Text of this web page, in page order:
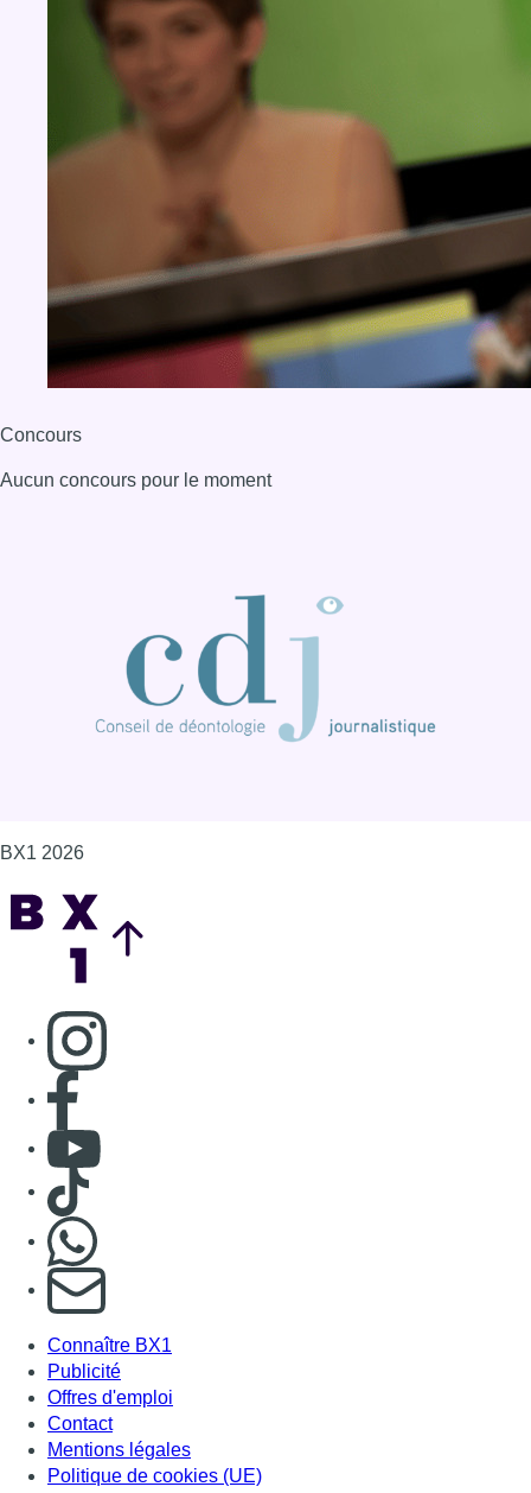
Concours
Aucun concours pour le moment
BX1 2026
Consulter page Instagram
Consulter page Facebook
Consulter Youtube
Consulter TikTok
S'abonner à notre newsletter
Connaître BX1
Publicité
Offres d'emploi
Contact
Mentions légales
Politique de cookies (UE)